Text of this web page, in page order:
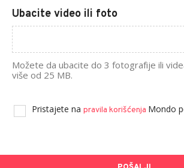
Ubacite video ili foto
Možete da ubacite do 3 fotografije ili
više od 25 MB.
Pristajete na pravila korišćenja Mondo